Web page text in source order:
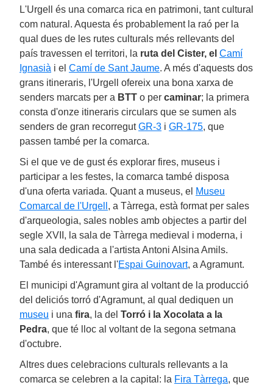
L'Urgell és una comarca rica en patrimoni, tant cultural
com natural. Aquesta és probablement la raó per la
qual dues de les rutes culturals més rellevants del
país travessen el territori, la ruta del Cister, el Camí
Ignasià i el Camí de Sant Jaume. A més d'aquests dos
grans itineraris, l'Urgell ofereix una bona xarxa de
senders marcats per a BTT o per caminar; la primera
consta d'onze itineraris circulars que se sumen als
senders de gran recorregutGR-3 i GR-175, que
passen també per la comarca.
Si el que ve de gust és explorar fires, museus i
participar a les festes, la comarca també disposa
d'una oferta variada. Quant a museus, el Museu
Comarcal de l'Urgell , a Tàrrega, està format per sales
d'arqueologia, sales nobles amb objectes a partir del
segle XVII, la sala de Tàrrega medieval i moderna, i
una sala dedicada a l'artista Antoni Alsina Amils.
També és interessant l'Espai Guinovart, a Agramunt.
El municipi d'Agramunt gira al voltant de la producció
del deliciós torró d'Agramunt, al qual dediquen un
museu i una fira, la del Torró i la Xocolata a la
Pedra, que té lloc al voltant de la segona setmana
d'octubre.
Altres dues celebracions culturals rellevants a la
comarca se celebren a la capital: la Fira Tàrrega, que